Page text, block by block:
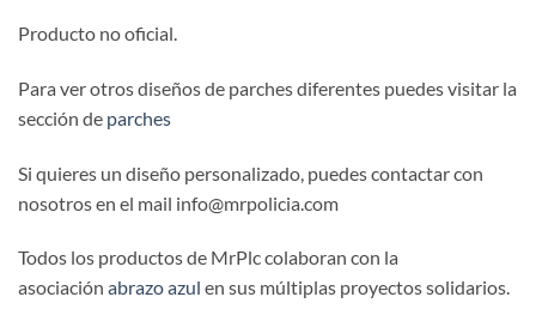
Producto no oficial.
Para ver otros diseños de parches diferentes puedes visitar la
sección de parches
Si quieres un diseño personalizado, puedes contactar con
nosotros en el mail info@mrpolicia.com
Todos los productos de MrPlc colaboran con la
asociación abrazo azul en sus múltiplas proyectos solidarios.